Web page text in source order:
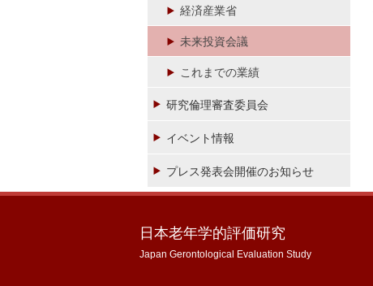
経済産業省
未来投資会議
これまでの業績
研究倫理審査委員会
イベント情報
プレス発表会開催のお知らせ
日本老年学的評価研究
Japan Gerontological Evaluation Study